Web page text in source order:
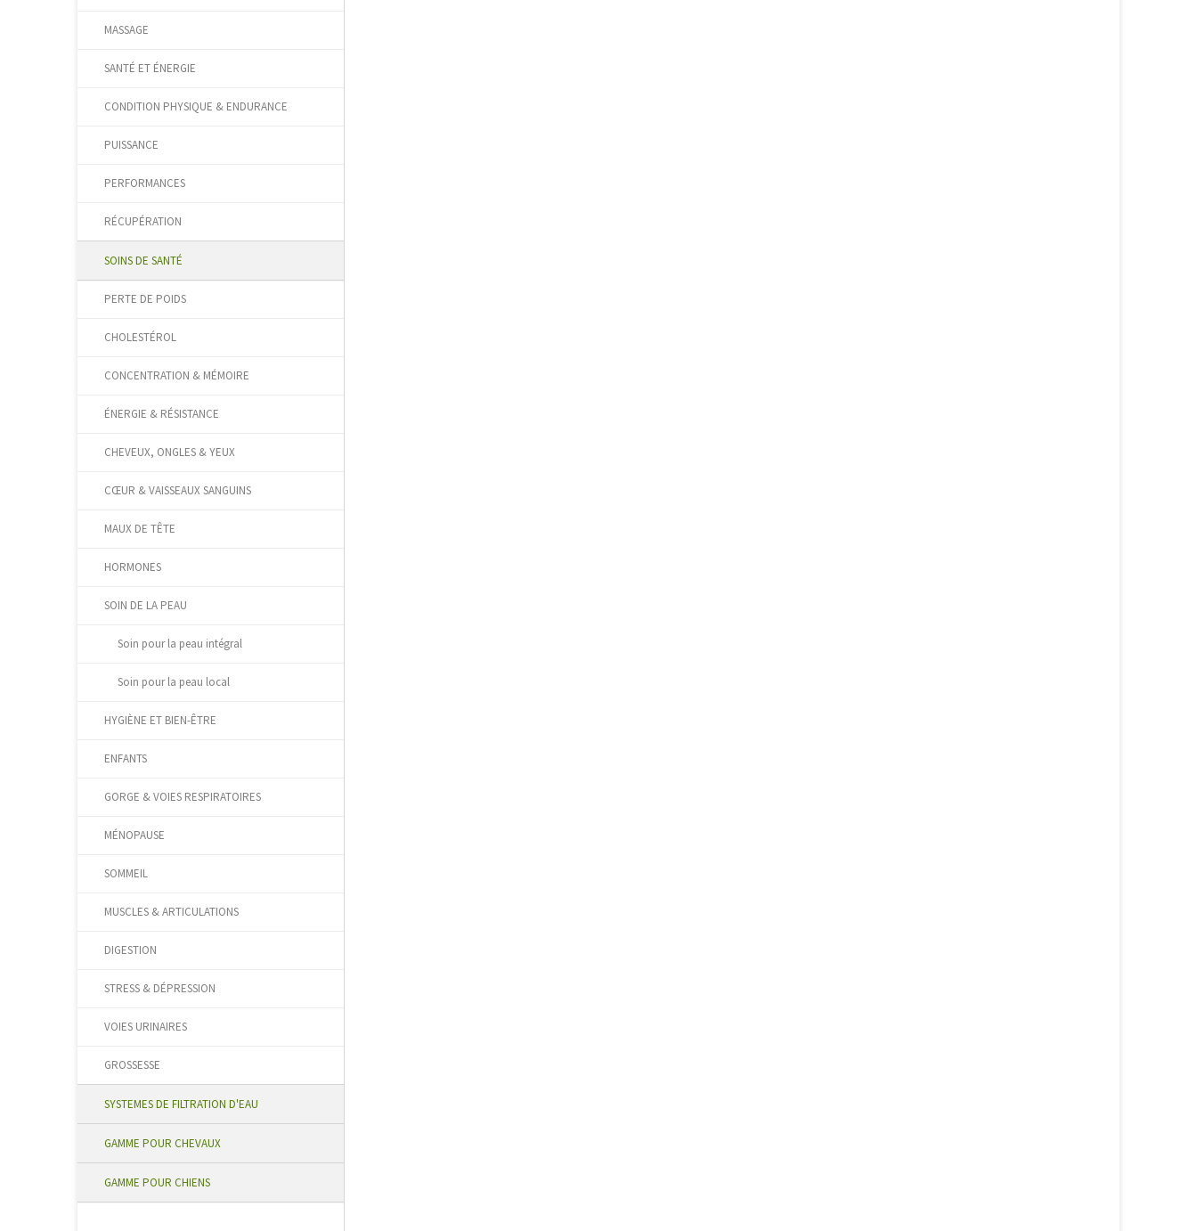
MASSAGE
SANTÉ ET ÉNERGIE
CONDITION PHYSIQUE & ENDURANCE
PUISSANCE
PERFORMANCES
RÉCUPÉRATION
SOINS DE SANTÉ
PERTE DE POIDS
CHOLESTÉROL
CONCENTRATION & MÉMOIRE
ÉNERGIE & RÉSISTANCE
CHEVEUX, ONGLES & YEUX
CŒUR & VAISSEAUX SANGUINS
MAUX DE TÊTE
HORMONES
SOIN DE LA PEAU
Soin pour la peau intégral
Soin pour la peau local
HYGIÈNE ET BIEN-ÊTRE
ENFANTS
GORGE & VOIES RESPIRATOIRES
MÉNOPAUSE
SOMMEIL
MUSCLES & ARTICULATIONS
DIGESTION
STRESS & DÉPRESSION
VOIES URINAIRES
GROSSESSE
SYSTEMES DE FILTRATION D'EAU
GAMME POUR CHEVAUX
GAMME POUR CHIENS